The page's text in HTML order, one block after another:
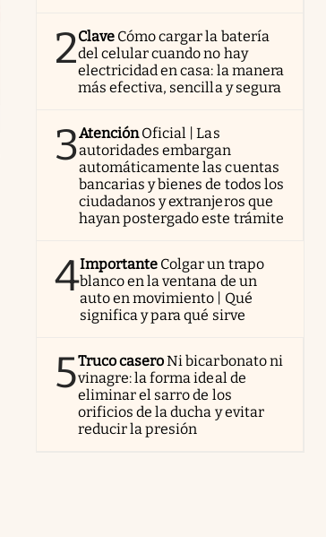
2Clave Cómo cargar la batería
del celular cuando no hay
electricidad en casa: la manera
más efectiva, sencilla y segura
3AtenciónOficial | Las
autoridades embargan
automáticamente las cuentas
bancarias y bienes de todos los
ciudadanos y extranjeros que
hayan postergado este trámite
4Importante Colgar un trapo
blanco en la ventana de un
auto en movimiento | Qué
significa y para qué sirve
5Truco caseroNi bicarbonato ni
vinagre: la forma ideal de
eliminar el sarro de los
orificios de la ducha y evitar
reducir la presión